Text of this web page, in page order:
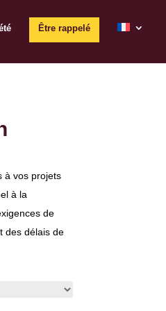
Être rappelé
à vos projets
à la
de
des délais de